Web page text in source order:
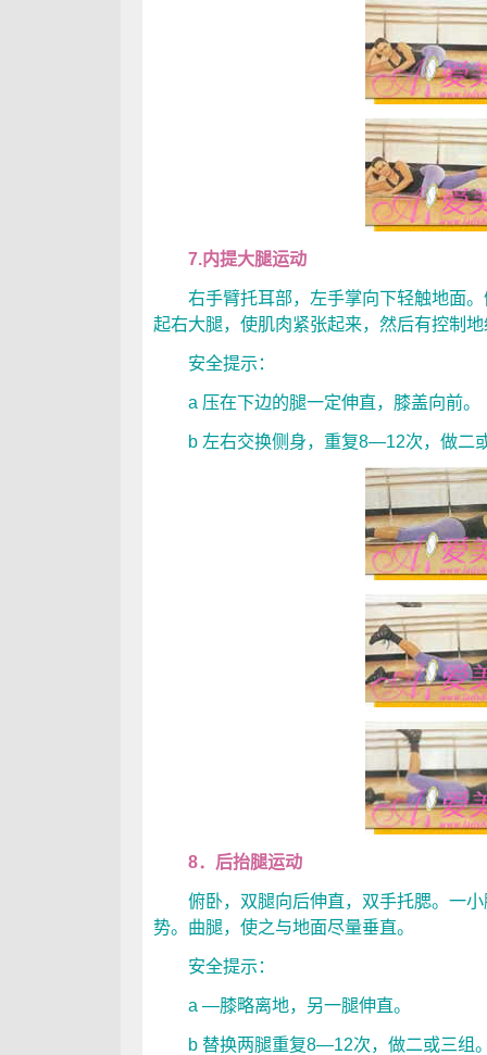
7.内提大腿运动
右手臂托耳部，左手掌向下轻触地面。
起右大腿，使肌肉紧张起来，然后有控制
安全提示：
a 压在下边的腿一定伸直，膝盖向前。
b 左右交换侧身，重复8—12次，做二
8．后抬腿运动
俯卧，双腿向后伸直，双手托腮。一小
势。曲腿，使之与地面尽量垂直。
安全提示：
a —膝略离地，另一腿伸直。
b 替换两腿重复8—12次，做二或三组